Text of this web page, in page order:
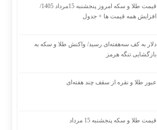
قیمت طلا و سکه امروز پنجشنبه 15مرداد 1405/
افزایش همه قیمت ها + جدول
دلار به کف سه‌هفته‌ای رسید/ واکنش طلا و سکه به
بازگشایی تنگه هرمز
عبور طلا و نقره از سقف چند هفته‌ای
قیمت طلا و سکه پنجشنبه 15 مرداد